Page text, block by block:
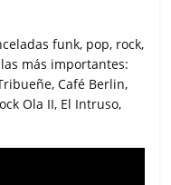
funk, pop, rock,
más importantes:
Café Berlin,
Ola II, El Intruso,